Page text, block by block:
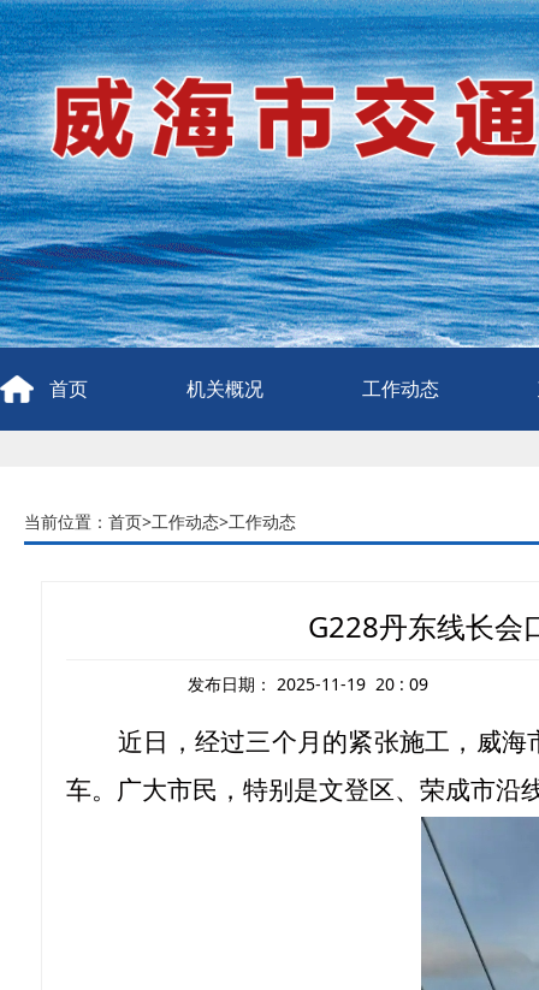
首页 机关概况 工作动态
当前位置： 首页>工作动态>工作动态
G228丹东线长会
发布日期： 2025-11-19 20 : 09
近日，经过三个月的紧张施工，威海
车。广大市民，特别是文登区、荣成市沿